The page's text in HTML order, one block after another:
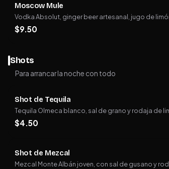
Moscow Mule
Vodka Absolut, ginger beer artesanal, jugo de
$9.50
Shots
Para arrancar la noche con todo
Shot de Tequila
Tequila Olmeca blanco, sal de grano y rodaja de
$4.50
Shot de Mezcal
Mezcal Monte Albán joven, con sal de gusano y